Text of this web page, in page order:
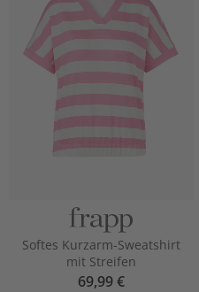
Softes Kurzarm-Sweatshirt
mit Streifen
69,99 €